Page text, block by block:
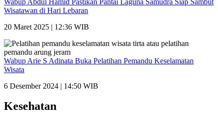
Wisatawan di Hari Lebaran
20 Maret 2025 | 12:36 WIB
Wabup Arie S Adinata Buka Pelatihan Pemandu Keselamatan
Wisata
6 Desember 2024 | 14:50 WIB
Kesehatan